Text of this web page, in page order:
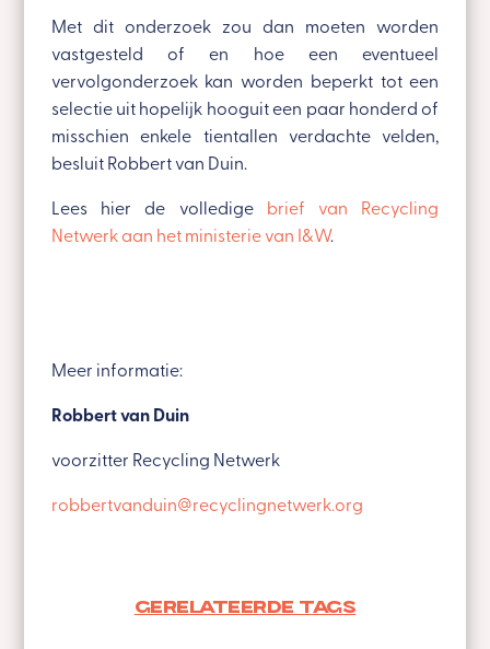
Met dit onderzoek zou dan moeten worden
vastgesteld of en hoe een eventueel
vervolgonderzoek kan worden beperkt tot een
selectie uit hopelijk hooguit een paar honderd of
misschien enkele tientallen verdachte velden,
besluit Robbert van Duin.
Lees hier de volledige brief van Recycling
Netwerk aan het ministerie van I&W.
Meer informatie:
Robbert van Duin
voorzitter Recycling Netwerk
robbertvanduin@recyclingnetwerk.org
Gerelateerde tags